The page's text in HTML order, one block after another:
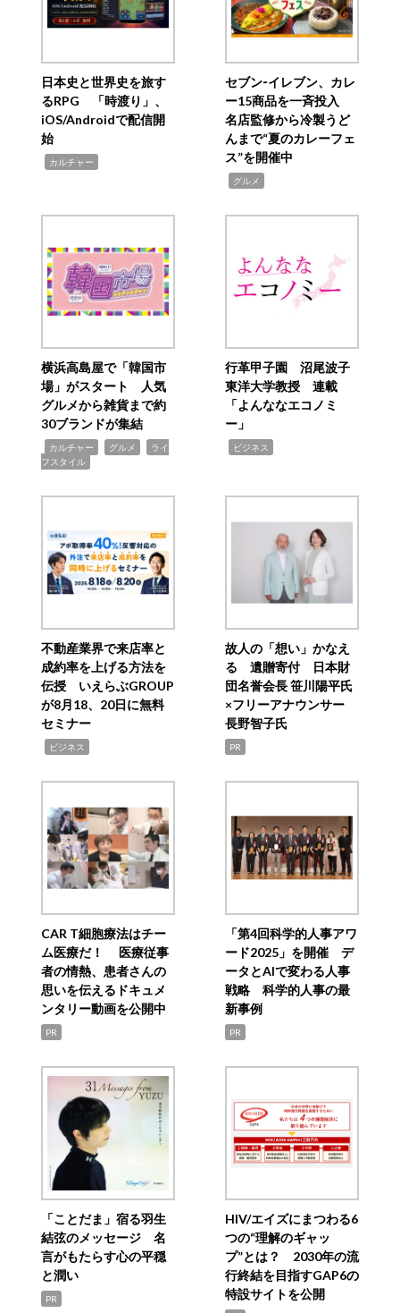
日本史と世界史を旅す
るRPG 「時渡り」、
iOS/Androidで配信開
始
カルチャー
セブン‐イレブン、カレ
ー15商品を一斉投入
名店監修から冷製うど
んまで“夏のカレーフェ
ス”を開催中
グルメ
横浜高島屋で「韓国市
場」がスタート 人気
グルメから雑貨まで約
30ブランドが集結
カルチャー グルメ
ライ
フスタイル
行革甲子園 沼尾波子
東洋大学教授 連載
「よんななエコノミ
ー」
ビジネス
不動産業界で来店率と
成約率を上げる方法を
伝授 いえらぶGROUP
が8月18、20日に無料
セミナー
ビジネス
故人の「想い」かなえ
る 遺贈寄付 日本財
団名誉会長 笹川陽平氏
×フリーアナウンサー
長野智子氏
PR
CAR T細胞療法はチー
ム医療だ！ 医療従事
者の情熱、患者さんの
思いを伝えるドキュメ
ンタリー動画を公開中
PR
「第4回科学的人事アワ
ード2025」を開催 デ
ータとAIで変わる人事
戦略 科学的人事の最
新事例
PR
「ことだま」宿る羽生
結弦のメッセージ 名
言がもたらす心の平穏
と潤い
PR
HIV/エイズにまつわる6
つの“理解のギャッ
プ”とは？ 2030年の流
行終結を目指すGAP6の
特設サイトを公開